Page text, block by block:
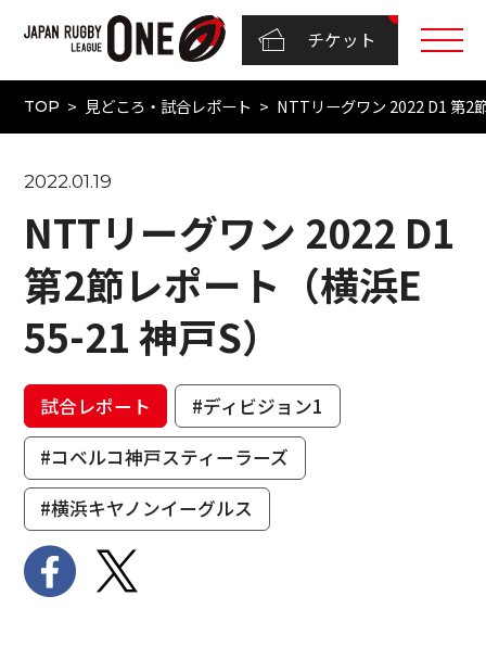
チケット
TOP 見どころ・試合レポート NTTリーグワン 2022 D1 第2
2022.01.19
NTTリーグワン 2022 D1
第2節レポート（横浜E
55-21 神戸S）
試合レポート
#ディビジョン1
#コベルコ神戸スティーラーズ
#横浜キヤノンイーグルス